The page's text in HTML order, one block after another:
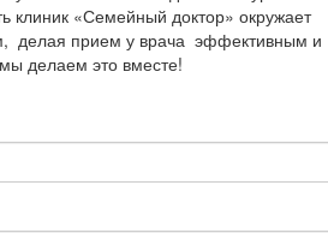
клиник «Семейный доктор» окружает
делая прием у врача эффективным и
делаем это вместе!